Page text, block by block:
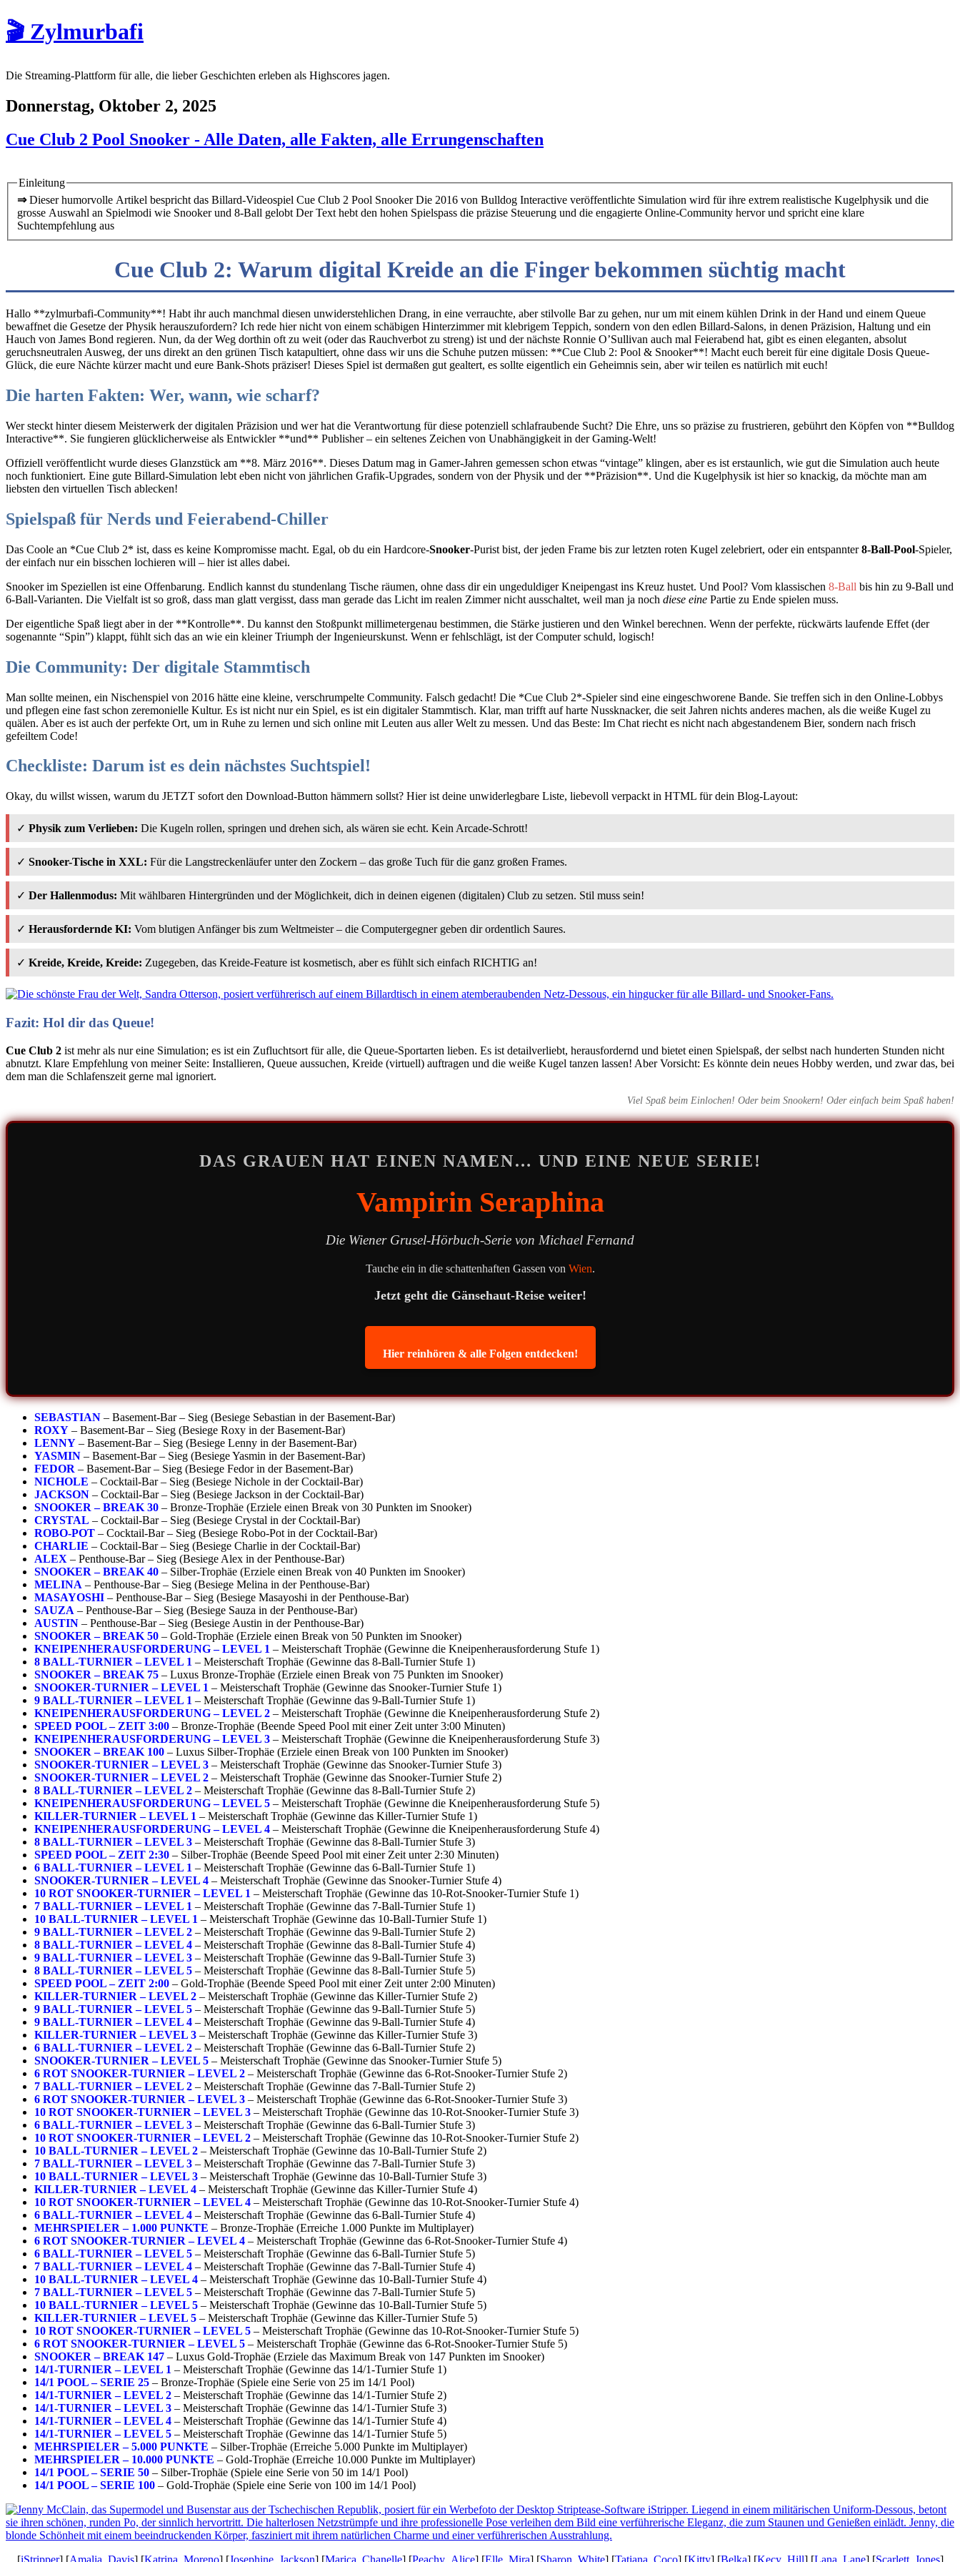
🎬 Zylmurbafi
Die Streaming-Plattform für alle, die lieber Geschichten erleben als Highscores jagen.
Donnerstag, Oktober 2, 2025
Cue Club 2 Pool Snooker - Alle Daten, alle Fakten, alle Errungenschaften
Einleitung
⇒Dieser humorvolle Artikel bespricht das Billard-Videospiel Cue Club 2 Pool Snooker Die 2016 von Bulldog Interactive veröffentlichte Simulation wird für ihre extrem realistische Kugelphysik und die
grosse Auswahl an Spielmodi wie Snooker und 8-Ball gelobt Der Text hebt den hohen Spielspass die präzise Steuerung und die engagierte Online-Community hervor und spricht eine klare
Suchtempfehlung aus
Cue Club 2: Warum digital Kreide an die Finger bekommen süchtig macht
Hallo **zylmurbafi-Community**! Habt ihr auch manchmal diesen unwiderstehlichen Drang, in eine verrauchte, aber stilvolle Bar zu gehen, nur um mit einem kühlen Drink in der Hand und einem Queue
bewaffnet die Gesetze der Physik herauszufordern? Ich rede hier nicht von einem schäbigen Hinterzimmer mit klebrigem Teppich, sondern von den edlen Billard-Salons, in denen Präzision, Haltung und ein
Hauch von James Bond regieren. Nun, da der Weg dorthin oft zu weit (oder das Rauchverbot zu streng) ist und der nächste Ronnie O’Sullivan auch mal Feierabend hat, gibt es einen eleganten, absolut
geruchsneutralen Ausweg, der uns direkt an den grünen Tisch katapultiert, ohne dass wir uns die Schuhe putzen müssen: **Cue Club 2: Pool & Snooker**! Macht euch bereit für eine digitale Dosis Queue-
Glück, die eure Nächte kürzer macht und eure Bank-Shots präziser! Dieses Spiel ist dermaßen gut gealtert, es sollte eigentlich ein Geheimnis sein, aber wir teilen es natürlich mit euch!
Die harten Fakten: Wer, wann, wie scharf?
Wer steckt hinter diesem Meisterwerk der digitalen Präzision und wer hat die Verantwortung für diese potenziell schlafraubende Sucht? Die Ehre, uns so präzise zu frustrieren, gebührt den Köpfen von **Bulldog
Interactive**. Sie fungieren glücklicherweise als Entwickler **und** Publisher – ein seltenes Zeichen von Unabhängigkeit in der Gaming-Welt!
Offiziell veröffentlicht wurde dieses Glanzstück am **8. März 2016**. Dieses Datum mag in Gamer-Jahren gemessen schon etwas “vintage” klingen, aber es ist erstaunlich, wie gut die Simulation auch heute
noch funktioniert. Eine gute Billard-Simulation lebt eben nicht von jährlichen Grafik-Upgrades, sondern von der Physik und der **Präzision**. Und die Kugelphysik ist hier so knackig, da möchte man am
liebsten den virtuellen Tisch ablecken!
Spielspaß für Nerds und Feierabend-Chiller
Das Coole an *Cue Club 2* ist, dass es keine Kompromisse macht. Egal, ob du ein Hardcore-Snooker-Purist bist, der jeden Frame bis zur letzten roten Kugel zelebriert, oder ein entspannter8-Ball-Pool-Spieler,
der einfach nur ein bisschen lochieren will – hier ist alles dabei.
Snooker im Speziellen ist eine Offenbarung. Endlich kannst du stundenlang Tische räumen, ohne dass dir ein ungeduldiger Kneipengast ins Kreuz hustet. Und Pool? Vom klassischen 8-Ball bis hin zu 9-Ball und
6-Ball-Varianten. Die Vielfalt ist so groß, dass man glatt vergisst, dass man gerade das Licht im realen Zimmer nicht ausschaltet, weil man ja noch diese eine Partie zu Ende spielen muss.
Der eigentliche Spaß liegt aber in der **Kontrolle**. Du kannst den Stoßpunkt millimetergenau bestimmen, die Stärke justieren und den Winkel berechnen. Wenn der perfekte, rückwärts laufende Effet (der
sogenannte “Spin”) klappt, fühlt sich das an wie ein kleiner Triumph der Ingenieurskunst. Wenn er fehlschlägt, ist der Computer schuld, logisch!
Die Community: Der digitale Stammtisch
Man sollte meinen, ein Nischenspiel von 2016 hätte eine kleine, verschrumpelte Community. Falsch gedacht! Die *Cue Club 2*-Spieler sind eine eingeschworene Bande. Sie treffen sich in den Online-Lobbys
und pflegen eine fast schon zeremonielle Kultur. Es ist nicht nur ein Spiel, es ist ein digitaler Stammtisch. Klar, man trifft auf harte Nussknacker, die seit Jahren nichts anderes machen, als die weiße Kugel zu
quälen. Aber es ist auch der perfekte Ort, um in Ruhe zu lernen und sich online mit Leuten aus aller Welt zu messen. Und das Beste: Im Chat riecht es nicht nach abgestandenem Bier, sondern nach frisch
gefeiltem Code!
Checkliste: Darum ist es dein nächstes Suchtspiel!
Okay, du willst wissen, warum du JETZT sofort den Download-Button hämmern sollst? Hier ist deine unwiderlegbare Liste, liebevoll verpackt in HTML für dein Blog-Layout:
✓ Physik zum Verlieben: Die Kugeln rollen, springen und drehen sich, als wären sie echt. Kein Arcade-Schrott!
✓ Snooker-Tische in XXL: Für die Langstreckenläufer unter den Zockern – das große Tuch für die ganz großen Frames.
✓ Der Hallenmodus: Mit wählbaren Hintergründen und der Möglichkeit, dich in deinen eigenen (digitalen) Club zu setzen. Stil muss sein!
✓ Herausfordernde KI: Vom blutigen Anfänger bis zum Weltmeister – die Computergegner geben dir ordentlich Saures.
✓ Kreide, Kreide, Kreide: Zugegeben, das Kreide-Feature ist kosmetisch, aber es fühlt sich einfach RICHTIG an!
Fazit: Hol dir das Queue!
Cue Club 2 ist mehr als nur eine Simulation; es ist ein Zufluchtsort für alle, die Queue-Sportarten lieben. Es ist detailverliebt, herausfordernd und bietet einen Spielspaß, der selbst nach hunderten Stunden nicht
abnutzt. Klare Empfehlung von meiner Seite: Installieren, Queue aussuchen, Kreide (virtuell) auftragen und die weiße Kugel tanzen lassen! Aber Vorsicht: Es könnte dein neues Hobby werden, und zwar das, bei
dem man die Schlafenszeit gerne mal ignoriert.
Viel Spaß beim Einlochen! Oder beim Snookern! Oder einfach beim Spaß haben!
DAS GRAUEN HAT EINEN NAMEN… UND EINE NEUE SERIE!
Vampirin Seraphina
Die Wiener Grusel-Hörbuch-Serie von Michael Fernand
Tauche ein in die schattenhaften Gassen von Wien.
Jetzt geht die Gänsehaut-Reise weiter!
Hier reinhören & alle Folgen entdecken!
SEBASTIAN – Basement-Bar – Sieg (Besiege Sebastian in der Basement-Bar)
ROXY – Basement-Bar – Sieg (Besiege Roxy in der Basement-Bar)
LENNY – Basement-Bar – Sieg (Besiege Lenny in der Basement-Bar)
YASMIN – Basement-Bar – Sieg (Besiege Yasmin in der Basement-Bar)
FEDOR – Basement-Bar – Sieg (Besiege Fedor in der Basement-Bar)
NICHOLE – Cocktail-Bar – Sieg (Besiege Nichole in der Cocktail-Bar)
JACKSON – Cocktail-Bar – Sieg (Besiege Jackson in der Cocktail-Bar)
SNOOKER – BREAK 30 – Bronze-Trophäe (Erziele einen Break von 30 Punkten im Snooker)
CRYSTAL – Cocktail-Bar – Sieg (Besiege Crystal in der Cocktail-Bar)
ROBO-POT – Cocktail-Bar – Sieg (Besiege Robo-Pot in der Cocktail-Bar)
CHARLIE – Cocktail-Bar – Sieg (Besiege Charlie in der Cocktail-Bar)
ALEX – Penthouse-Bar – Sieg (Besiege Alex in der Penthouse-Bar)
SNOOKER – BREAK 40 – Silber-Trophäe (Erziele einen Break von 40 Punkten im Snooker)
MELINA – Penthouse-Bar – Sieg (Besiege Melina in der Penthouse-Bar)
MASAYOSHI – Penthouse-Bar – Sieg (Besiege Masayoshi in der Penthouse-Bar)
SAUZA – Penthouse-Bar – Sieg (Besiege Sauza in der Penthouse-Bar)
AUSTIN – Penthouse-Bar – Sieg (Besiege Austin in der Penthouse-Bar)
SNOOKER – BREAK 50 – Gold-Trophäe (Erziele einen Break von 50 Punkten im Snooker)
KNEIPENHERAUSFORDERUNG – LEVEL 1 – Meisterschaft Trophäe (Gewinne die Kneipenherausforderung Stufe 1)
8 BALL-TURNIER – LEVEL 1 – Meisterschaft Trophäe (Gewinne das 8-Ball-Turnier Stufe 1)
SNOOKER – BREAK 75 – Luxus Bronze-Trophäe (Erziele einen Break von 75 Punkten im Snooker)
SNOOKER-TURNIER – LEVEL 1 – Meisterschaft Trophäe (Gewinne das Snooker-Turnier Stufe 1)
9 BALL-TURNIER – LEVEL 1 – Meisterschaft Trophäe (Gewinne das 9-Ball-Turnier Stufe 1)
KNEIPENHERAUSFORDERUNG – LEVEL 2 – Meisterschaft Trophäe (Gewinne die Kneipenherausforderung Stufe 2)
SPEED POOL – ZEIT 3:00 – Bronze-Trophäe (Beende Speed Pool mit einer Zeit unter 3:00 Minuten)
KNEIPENHERAUSFORDERUNG – LEVEL 3 – Meisterschaft Trophäe (Gewinne die Kneipenherausforderung Stufe 3)
SNOOKER – BREAK 100 – Luxus Silber-Trophäe (Erziele einen Break von 100 Punkten im Snooker)
SNOOKER-TURNIER – LEVEL 3 – Meisterschaft Trophäe (Gewinne das Snooker-Turnier Stufe 3)
SNOOKER-TURNIER – LEVEL 2 – Meisterschaft Trophäe (Gewinne das Snooker-Turnier Stufe 2)
8 BALL-TURNIER – LEVEL 2 – Meisterschaft Trophäe (Gewinne das 8-Ball-Turnier Stufe 2)
KNEIPENHERAUSFORDERUNG – LEVEL 5 – Meisterschaft Trophäe (Gewinne die Kneipenherausforderung Stufe 5)
KILLER-TURNIER – LEVEL 1 – Meisterschaft Trophäe (Gewinne das Killer-Turnier Stufe 1)
KNEIPENHERAUSFORDERUNG – LEVEL 4 – Meisterschaft Trophäe (Gewinne die Kneipenherausforderung Stufe 4)
8 BALL-TURNIER – LEVEL 3 – Meisterschaft Trophäe (Gewinne das 8-Ball-Turnier Stufe 3)
SPEED POOL – ZEIT 2:30 – Silber-Trophäe (Beende Speed Pool mit einer Zeit unter 2:30 Minuten)
6 BALL-TURNIER – LEVEL 1 – Meisterschaft Trophäe (Gewinne das 6-Ball-Turnier Stufe 1)
SNOOKER-TURNIER – LEVEL 4 – Meisterschaft Trophäe (Gewinne das Snooker-Turnier Stufe 4)
10 ROT SNOOKER-TURNIER – LEVEL 1 – Meisterschaft Trophäe (Gewinne das 10-Rot-Snooker-Turnier Stufe 1)
7 BALL-TURNIER – LEVEL 1 – Meisterschaft Trophäe (Gewinne das 7-Ball-Turnier Stufe 1)
10 BALL-TURNIER – LEVEL 1 – Meisterschaft Trophäe (Gewinne das 10-Ball-Turnier Stufe 1)
9 BALL-TURNIER – LEVEL 2 – Meisterschaft Trophäe (Gewinne das 9-Ball-Turnier Stufe 2)
8 BALL-TURNIER – LEVEL 4 – Meisterschaft Trophäe (Gewinne das 8-Ball-Turnier Stufe 4)
9 BALL-TURNIER – LEVEL 3 – Meisterschaft Trophäe (Gewinne das 9-Ball-Turnier Stufe 3)
8 BALL-TURNIER – LEVEL 5 – Meisterschaft Trophäe (Gewinne das 8-Ball-Turnier Stufe 5)
SPEED POOL – ZEIT 2:00 – Gold-Trophäe (Beende Speed Pool mit einer Zeit unter 2:00 Minuten)
KILLER-TURNIER – LEVEL 2 – Meisterschaft Trophäe (Gewinne das Killer-Turnier Stufe 2)
9 BALL-TURNIER – LEVEL 5 – Meisterschaft Trophäe (Gewinne das 9-Ball-Turnier Stufe 5)
9 BALL-TURNIER – LEVEL 4 – Meisterschaft Trophäe (Gewinne das 9-Ball-Turnier Stufe 4)
KILLER-TURNIER – LEVEL 3 – Meisterschaft Trophäe (Gewinne das Killer-Turnier Stufe 3)
6 BALL-TURNIER – LEVEL 2 – Meisterschaft Trophäe (Gewinne das 6-Ball-Turnier Stufe 2)
SNOOKER-TURNIER – LEVEL 5 – Meisterschaft Trophäe (Gewinne das Snooker-Turnier Stufe 5)
6 ROT SNOOKER-TURNIER – LEVEL 2 – Meisterschaft Trophäe (Gewinne das 6-Rot-Snooker-Turnier Stufe 2)
7 BALL-TURNIER – LEVEL 2 – Meisterschaft Trophäe (Gewinne das 7-Ball-Turnier Stufe 2)
6 ROT SNOOKER-TURNIER – LEVEL 3 – Meisterschaft Trophäe (Gewinne das 6-Rot-Snooker-Turnier Stufe 3)
10 ROT SNOOKER-TURNIER – LEVEL 3 – Meisterschaft Trophäe (Gewinne das 10-Rot-Snooker-Turnier Stufe 3)
6 BALL-TURNIER – LEVEL 3 – Meisterschaft Trophäe (Gewinne das 6-Ball-Turnier Stufe 3)
10 ROT SNOOKER-TURNIER – LEVEL 2 – Meisterschaft Trophäe (Gewinne das 10-Rot-Snooker-Turnier Stufe 2)
10 BALL-TURNIER – LEVEL 2 – Meisterschaft Trophäe (Gewinne das 10-Ball-Turnier Stufe 2)
7 BALL-TURNIER – LEVEL 3 – Meisterschaft Trophäe (Gewinne das 7-Ball-Turnier Stufe 3)
10 BALL-TURNIER – LEVEL 3 – Meisterschaft Trophäe (Gewinne das 10-Ball-Turnier Stufe 3)
KILLER-TURNIER – LEVEL 4 – Meisterschaft Trophäe (Gewinne das Killer-Turnier Stufe 4)
10 ROT SNOOKER-TURNIER – LEVEL 4 – Meisterschaft Trophäe (Gewinne das 10-Rot-Snooker-Turnier Stufe 4)
6 BALL-TURNIER – LEVEL 4 – Meisterschaft Trophäe (Gewinne das 6-Ball-Turnier Stufe 4)
MEHRSPIELER – 1.000 PUNKTE – Bronze-Trophäe (Erreiche 1.000 Punkte im Multiplayer)
6 ROT SNOOKER-TURNIER – LEVEL 4 – Meisterschaft Trophäe (Gewinne das 6-Rot-Snooker-Turnier Stufe 4)
6 BALL-TURNIER – LEVEL 5 – Meisterschaft Trophäe (Gewinne das 6-Ball-Turnier Stufe 5)
7 BALL-TURNIER – LEVEL 4 – Meisterschaft Trophäe (Gewinne das 7-Ball-Turnier Stufe 4)
10 BALL-TURNIER – LEVEL 4 – Meisterschaft Trophäe (Gewinne das 10-Ball-Turnier Stufe 4)
7 BALL-TURNIER – LEVEL 5 – Meisterschaft Trophäe (Gewinne das 7-Ball-Turnier Stufe 5)
10 BALL-TURNIER – LEVEL 5 – Meisterschaft Trophäe (Gewinne das 10-Ball-Turnier Stufe 5)
KILLER-TURNIER – LEVEL 5 – Meisterschaft Trophäe (Gewinne das Killer-Turnier Stufe 5)
10 ROT SNOOKER-TURNIER – LEVEL 5 – Meisterschaft Trophäe (Gewinne das 10-Rot-Snooker-Turnier Stufe 5)
6 ROT SNOOKER-TURNIER – LEVEL 5 – Meisterschaft Trophäe (Gewinne das 6-Rot-Snooker-Turnier Stufe 5)
SNOOKER – BREAK 147 – Luxus Gold-Trophäe (Erziele das Maximum Break von 147 Punkten im Snooker)
14/1-TURNIER – LEVEL 1 – Meisterschaft Trophäe (Gewinne das 14/1-Turnier Stufe 1)
14/1 POOL – SERIE 25 – Bronze-Trophäe (Spiele eine Serie von 25 im 14/1 Pool)
14/1-TURNIER – LEVEL 2 – Meisterschaft Trophäe (Gewinne das 14/1-Turnier Stufe 2)
14/1-TURNIER – LEVEL 3 – Meisterschaft Trophäe (Gewinne das 14/1-Turnier Stufe 3)
14/1-TURNIER – LEVEL 4 – Meisterschaft Trophäe (Gewinne das 14/1-Turnier Stufe 4)
14/1-TURNIER – LEVEL 5 – Meisterschaft Trophäe (Gewinne das 14/1-Turnier Stufe 5)
MEHRSPIELER – 5.000 PUNKTE – Silber-Trophäe (Erreiche 5.000 Punkte im Multiplayer)
MEHRSPIELER – 10.000 PUNKTE – Gold-Trophäe (Erreiche 10.000 Punkte im Multiplayer)
14/1 POOL – SERIE 50 – Silber-Trophäe (Spiele eine Serie von 50 im 14/1 Pool)
14/1 POOL – SERIE 100 – Gold-Trophäe (Spiele eine Serie von 100 im 14/1 Pool)